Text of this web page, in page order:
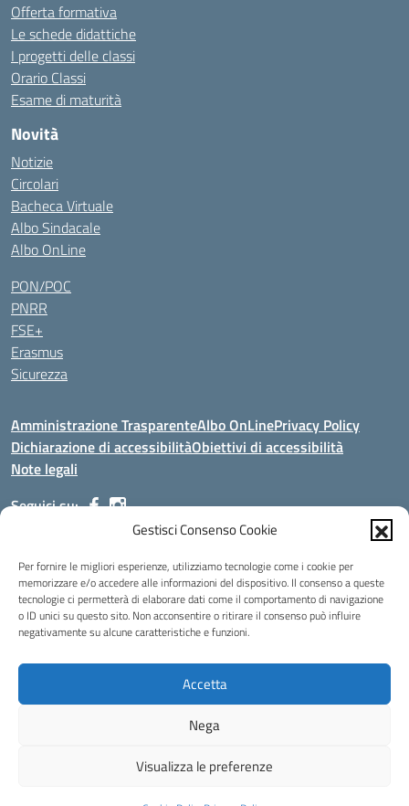
Gestisci Consenso Cookie
Per fornire le migliori esperienze, utilizziamo tecnologie come i cookie per
memorizzare e/o accedere alle informazioni del dispositivo. Il consenso a queste
tecnologie ci permetterà di elaborare dati come il comportamento di navigazione
o ID unici su questo sito. Non acconsentire o ritirare il consenso può influire
negativamente su alcune caratteristiche e funzioni.
Accetta
Nega
Visualizza le preferenze
Offerta formativa
Le schede didattiche
I progetti delle classi
Orario Classi
Esame di maturità
Novità
Notizie
Circolari
Bacheca Virtuale
Albo Sindacale
Albo OnLine
PON/POC
PNRR
FSE+
Erasmus
Sicurezza
Amministrazione TrasparenteAlbo OnLinePrivacy Policy
Dichiarazione di accessibilitàObiettivi di accessibilità
Note legali
Seguici su:
Indirizzo:Via Malagrida, 3 - 22017 Menaggio (CO)
Centralino:+39 0344.32.539 Email:cois00100g@istruzione.it
Posta elettronica certificata (PEC):cois00100g@pec.istruzione.it
Codice fiscale: 84004690131
Codice Indice delle Pubbliche Amministrazioni (IPA): istsc_cois00100g
Codice unico di fatturazione (CUF): UFMDNA
Idea e progetto di Designers Italia